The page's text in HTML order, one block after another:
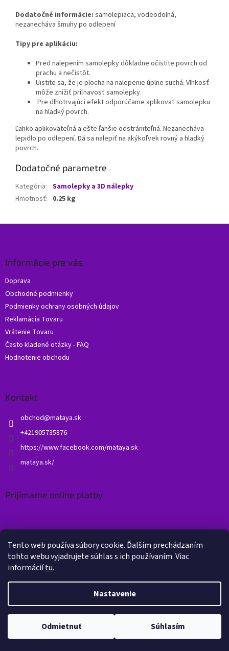
Tento web používa súbory cookie. Ďalším prechádzaním
tohto webu vyjadrujete súhlas s ich používaním. Viac
informáciítu.
Nastavenie
Odmietnuť Súhlasím
Dodatočné informácie: samolepiaca, vodeodolná,
nezanecháva šmuhy po odlepení
Tipy pre aplikáciu:
Pred nalepením samolepky dôkladne očistite povrch od
prachu a nečistôt.
Uistite sa, že je plocha na nalepenie úplne suchá. Vlhkosť
môže znížiť priľnavosť samolepky.
Pre dlhotrvajúci efekt odporúčame aplikovať samolepku
na hladký povrch.
Ľahko aplikovateľná a ešte ľahšie odstrániteľná. Nezanecháva
lepidlo po odlepení. Dá sa nalepiť na akýkoľvek rovný a hladký
povrch.
Dodatočné parametre
Kategória: Samolepky a 3D nálepky
Hmotnosť: 0.25 kg
Informácie pre vás
Doprava
Obchodné podmienky
Podmienky ochrany osobných údajov
Reklamácia Tovaru
Vrátenie Tovaru
Často kladené otázky - FAQ
Hodnotenie obchodu
Kontakt
obchod@mataya.sk
+421905735876
https://www.facebook.com/mataya.sk
mataya.sk/
Prijímame online platby
Copyright 2026Mataya.sk. Všetky práva vyhradené.Upraviť